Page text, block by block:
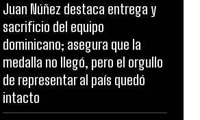
Juan Núñez destaca entrega y
sacrificio del equipo
dominicano; asegura que la
medalla no llegó, pero el orgullo
de representar al país quedó
intacto